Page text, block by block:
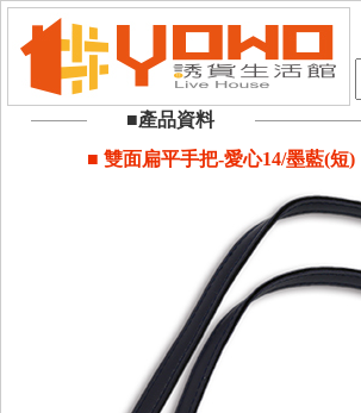
■產品資料
■ 雙面扁平手把-愛心14/墨藍(短)